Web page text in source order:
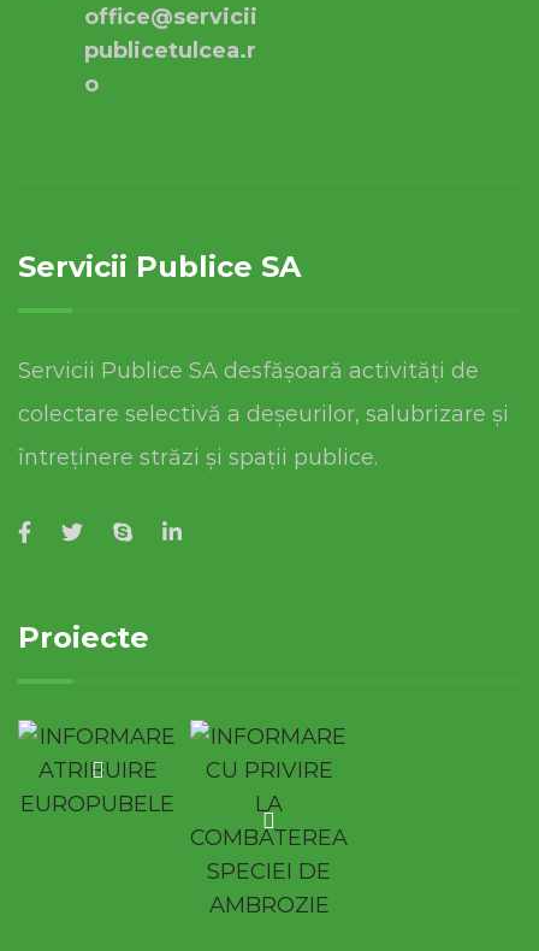
office@servicii
publicetulcea.r
o
Servicii Publice SA
Servicii Publice SA desfășoară activități de
colectare selectivă a deșeurilor, salubrizare și
întreținere străzi și spații publice.
Proiecte